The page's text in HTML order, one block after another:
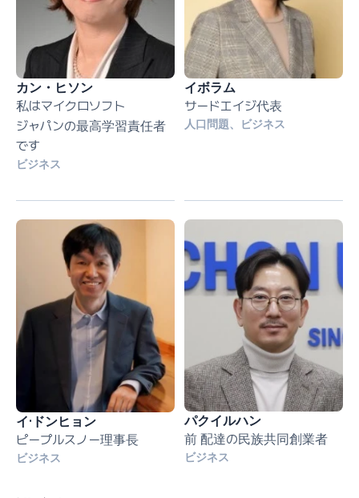
カン・ヒソン
私はマイクロソフト
ジャパンの最高学習責任者
です
ビジネス
イボラム
サードエイジ代表
人口問題、ビジネス
イ·ドンヒョン
ピープルスノー理事長
ビジネス
パクイルハン
前 配達の民族共同創業者
ビジネス